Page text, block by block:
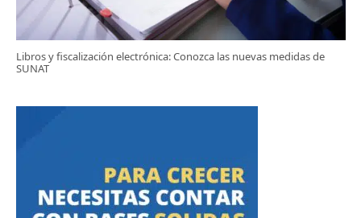
Libros y fiscalización electrónica: Conozca las nuevas medidas de
SUNAT